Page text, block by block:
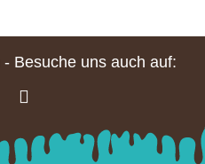
Besuche uns auch auf: